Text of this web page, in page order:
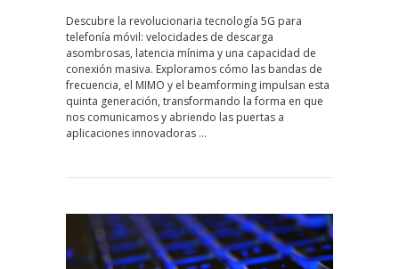
¿Qué
es
y
en
qué
me
va
Descubre la revolucionaria tecnología 5G para
telefonía móvil: velocidades de descarga
asombrosas, latencia mínima y una capacidad de
conexión masiva. Exploramos cómo las bandas de
frecuencia, el MIMO y el beamforming impulsan esta
quinta generación, transformando la forma en que
nos comunicamos y abriendo las puertas a
aplicaciones innovadoras …